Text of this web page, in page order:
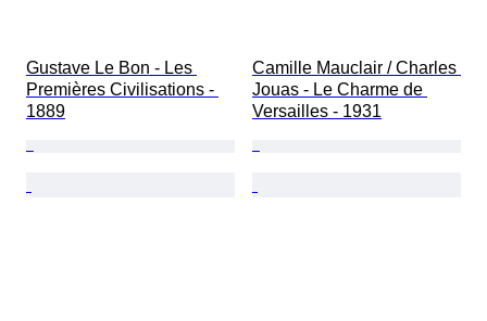
Gustave Le Bon - Les
Premières Civilisations -
1889
Camille Mauclair / Charles
Jouas - Le Charme de
Versailles - 1931